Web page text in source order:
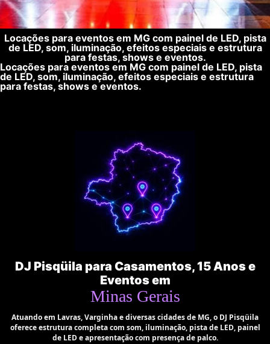
Locações para eventos em MG com painel de LED, pista
de LED, som, iluminação, efeitos especiais e estrutura
para festas, shows e eventos.
Locações para eventos em MG com painel de LED, pista
de LED, som, iluminação, efeitos especiais e estrutura
para festas, shows e eventos.
DJ Pisqüila para Casamentos, 15 Anos e
Eventos em
Minas Gerais
Atuando em Lavras, Varginha e diversas cidades de MG, o DJ Pisqüila
oferece estrutura completa com som, iluminação, pista de LED, painel
de LED e apresentação com presença de palco.